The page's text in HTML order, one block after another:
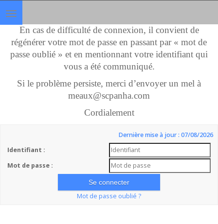
Toggle
navigation
En cas de difficulté de connexion, il convient de
régénérer votre mot de passe en passant par « mot de
passe oublié » et en mentionnant votre identifiant qui
vous a été communiqué.
Si le problème persiste, merci d’envoyer un mel à
meaux@scpanha.com
Cordialement
Dernière mise à jour : 07/08/2026
Identifiant :
Mot de passe :
Mot de passe oublié ?